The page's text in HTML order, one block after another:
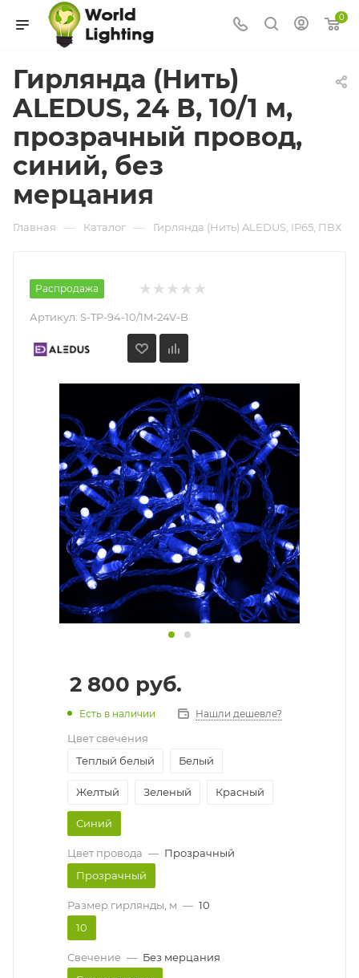
0
Гирлянда (Нить)
ALEDUS, 24 В, 10/1 м,
прозрачный провод,
синий, без
мерцания
Главная — Каталог — Гирлянда (Нить) ALEDUS, IP65, ПВХ
Распродажа
Артикул: S-TP-94-10/1M-24V-B
2 800 руб.
Есть в наличии Нашли дешевле?
Цвет свечения
Теплый белый
Белый
Желтый Зеленый Красный
Синий
Цвет провода — Прозрачный
Прозрачный
Размер гирлянды, м — 10
10
Свечение — Без мерцания